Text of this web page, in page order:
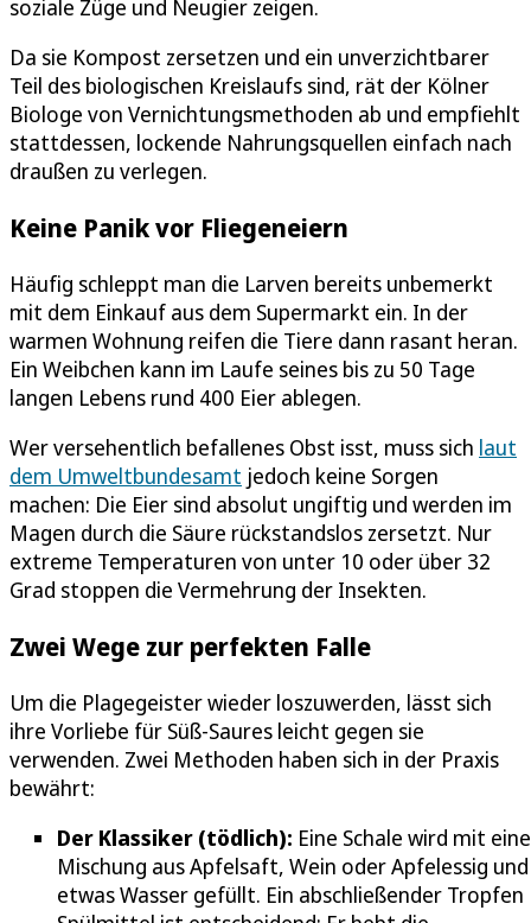
soziale Züge und Neugier zeigen.
Da sie Kompost zersetzen und ein unverzichtbarer
Teil des biologischen Kreislaufs sind, rät der Kölner
Biologe von Vernichtungsmethoden ab und empfiehlt
stattdessen, lockende Nahrungsquellen einfach nach
draußen zu verlegen.
Keine Panik vor Fliegeneiern
Häufig schleppt man die Larven bereits unbemerkt
mit dem Einkauf aus dem Supermarkt ein. In der
warmen Wohnung reifen die Tiere dann rasant heran.
Ein Weibchen kann im Laufe seines bis zu 50 Tage
langen Lebens rund 400 Eier ablegen.
Wer versehentlich befallenes Obst isst, muss sich laut
dem Umweltbundesamt jedoch keine Sorgen
machen: Die Eier sind absolut ungiftig und werden im
Magen durch die Säure rückstandslos zersetzt. Nur
extreme Temperaturen von unter 10 oder über 32
Grad stoppen die Vermehrung der Insekten.
Zwei Wege zur perfekten Falle
Um die Plagegeister wieder loszuwerden, lässt sich
ihre Vorliebe für Süß-Saures leicht gegen sie
verwenden. Zwei Methoden haben sich in der Praxis
bewährt:
Der Klassiker (tödlich): Eine Schale wird mit
Mischung aus Apfelsaft, Wein oder Apfelessig und
etwas Wasser gefüllt. Ein abschließender Tropfen